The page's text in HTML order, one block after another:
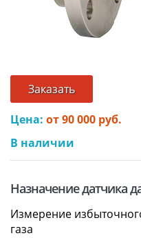
Заказать
Цена: от 90 000 руб.
В наличии
Назначение датчика
Измерение
газа